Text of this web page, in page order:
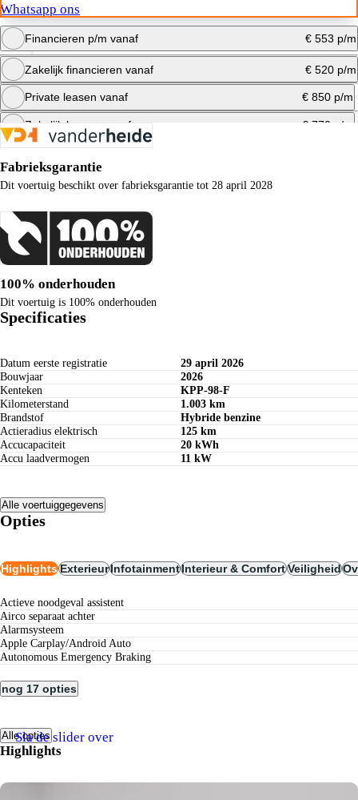
Whatsapp ons
Financieren p/m vanaf € 553 p/m
Bereken maandbedrag
Zakelijk financieren vanaf € 520 p/m
Bereken maandbedrag
Private leasen vanaf € 850 p/m
Bereken maandbedrag
Zakelijk leasen vanaf € 770 p/m
Fabrieksgarantie
Dit voertuig beschikt over fabrieksgarantie tot 28 april 2028
100% onderhouden
Dit voertuig is 100% onderhouden
Specificaties
Datum eerste registratie
29 april 2026
Bouwjaar
2026
Kenteken
KPP-98-F
Kilometerstand
1.003 km
Brandstof
Hybride benzine
Actieradius elektrisch
125 km
Accucapaciteit
20 kWh
Accu laadvermogen
11 kW
Alle voertuiggegevens
Opties
HighlightsExterieurInfotainmentInterieur & ComfortVeiligheid
actieve noodgeval assistent
airco separaat achter
alarmsysteem
Apple Carplay/Android Auto
Autonomous Emergency Braking
nog 17 opties
Alle opties
Highlights
Sla de slider over